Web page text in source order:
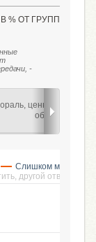
% ОТ ГРУПП
-
ценности
общества
Слишком мало
другой ответ